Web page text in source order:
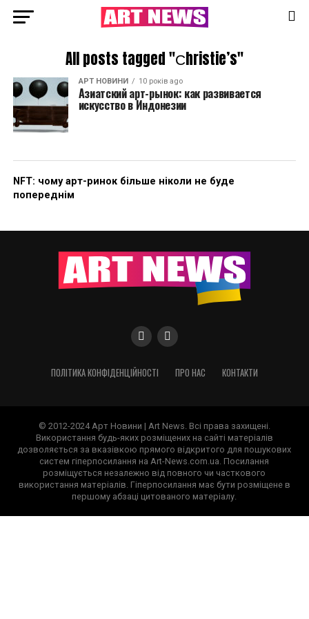
All posts tagged "Сhristie’s"
АРТ НОВИНИ 10 років ago
Азиатский арт-рынок: как развивается
искусство в Индонезии
NFT: чому арт-ринок більше ніколи не буде
попереднім
ПОЛІТИКА КОНФІДЕНЦІЙНОСТІ ПРО НАС КОНТАКТИ
© 2012-2024 Арт Новини | Art News. Всі права захищені.
Використання будь-яких розміщених на сайті матеріалів
дозволяється за вказівкою прямого відкритого для пошукових
систем гіперпосилання на Art-News.com.ua. Посилання
розміщується незалежно від повного чи часткового
використання матеріалів. Гіперпосилання має бути розміщене в
першому абзаці цитованого матеріалу.